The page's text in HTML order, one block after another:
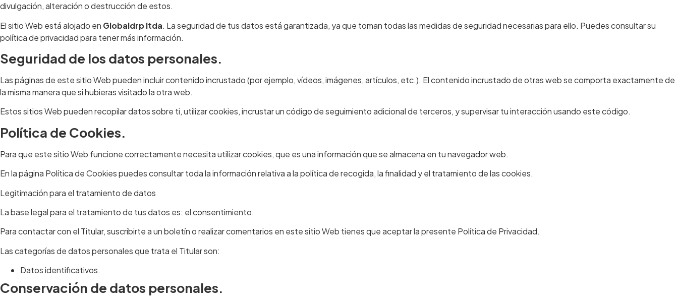
divulgación, alteración o destrucción de estos.
El sitio Web está alojado en Globaldrp ltda. La seguridad de tus datos está garantizada, ya que toman todas las medidas de seguridad necesarias para ello. Puedes consultar su
política de privacidad para tener más información.
Seguridad de los datos personales.
Las páginas de este sitio Web pueden incluir contenido incrustado (por ejemplo, vídeos, imágenes, artículos, etc.). El contenido incrustado de otras web se comporta exactamente de
la misma manera que si hubieras visitado la otra web.
Estos sitios Web pueden recopilar datos sobre ti, utilizar cookies, incrustar un código de seguimiento adicional de terceros, y supervisar tu interacción usando este código.
Política de Cookies.
Para que este sitio Web funcione correctamente necesita utilizar cookies, que es una información que se almacena en tu navegador web.
En la página Política de Cookies puedes consultar toda la información relativa a la política de recogida, la finalidad y el tratamiento de las cookies.
Legitimación para el tratamiento de datos
La base legal para el tratamiento de tus datos es: el consentimiento.
Para contactar con el Titular, suscribirte a un boletín o realizar comentarios en este sitio Web tienes que aceptar la presente Política de Privacidad.
Las categorías de datos personales que trata el Titular son:
Datos identificativos.
Conservación de datos personales.